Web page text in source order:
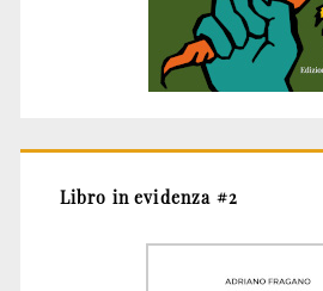
Libro in evidenza #2